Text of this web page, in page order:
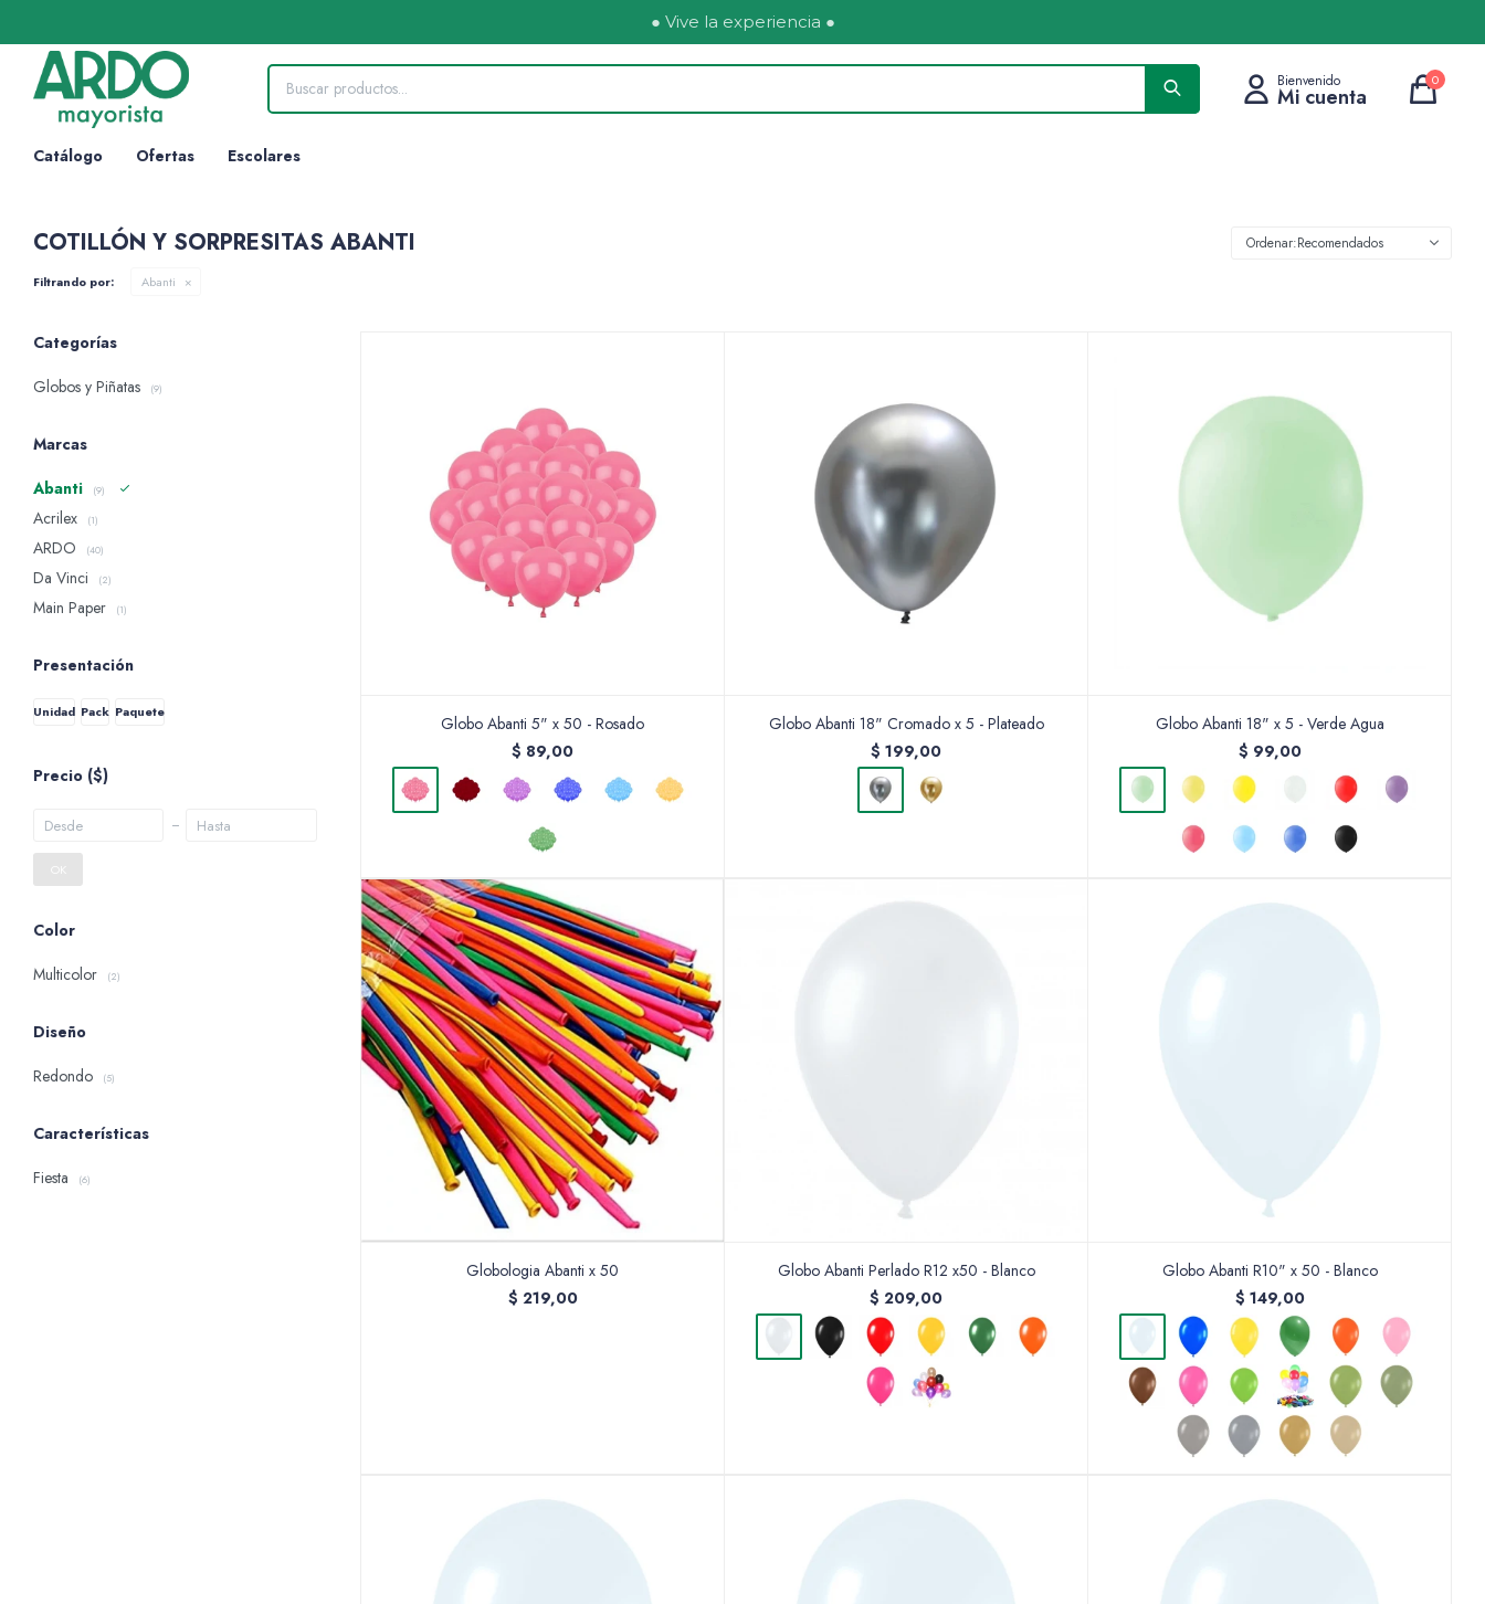
● Vive la experiencia ●
Catálogo Ofertas Escolares
0
COTILLÓN Y SORPRESITAS ABANTI Recomendados
Filtrando por: Abanti
Globo Abanti 5" x 50 - Rosado
$ 89,00
Globo Abanti 18" Cromado x 5 - Plateado
$ 199,00
Globo Abanti 18" x 5 - Verde Agua
$ 99,00
Globologia Abanti x 50
$ 219,00
Globo Abanti Perlado R12 x50 - Blanco
$ 209,00
Globo Abanti R10" x 50 - Blanco
$ 149,00
Categorías
Globos y Piñatas
(9)
Marcas
Abanti
(9)
Acrilex (1)
ARDO (40)
Da Vinci (2)
Main Paper (1)
Presentación
Unidad Pack Paquete
Precio ($)
OK
Color
Multicolor
(2)
Diseño
Redondo
(5)
Características
Fiesta
(6)